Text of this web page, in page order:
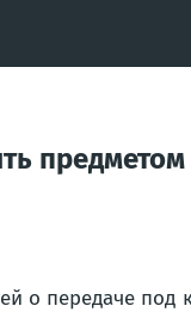
предметом
о передаче под